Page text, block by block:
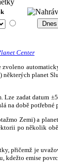
Center
planet
zadat datum
na době potřebné
Zemi) a
po několik
přičemž je
kdežto emise